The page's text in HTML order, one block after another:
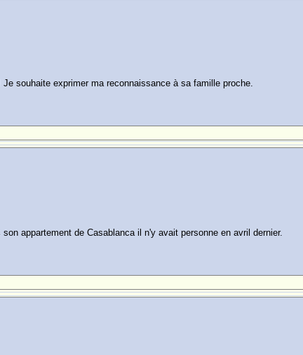
souhaite exprimer ma reconnaissance à sa famille proche.
appartement de Casablanca il n'y avait personne en avril dernier.